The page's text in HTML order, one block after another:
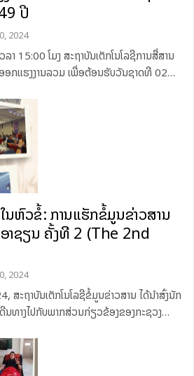
ປີ
2024
15:00 ໂມງ ສະຖາບັນເຕັກໂນໂລຊີການສື່ສານ
ອກແຮງງານລວມ ເພື່ອຕ້ອນຮັບວັນຊາດທີ 02…
ນຫົວຂໍ້: ການແຮັກຂໍ້ມູນຂ່າວສານ
າຊຽນ ຄັ້ງທີ 2 (The 2nd
2024
ະຖາບັນເຕັກໂນໂລຊີຂໍ້ມູນຂ່າວສານ ໄດ້ນໍາສົ່ງນັກ
ທາງໄປກັບພາກສ່ວນກ່ຽວຂ້ອງຂອງກະຊວງ…